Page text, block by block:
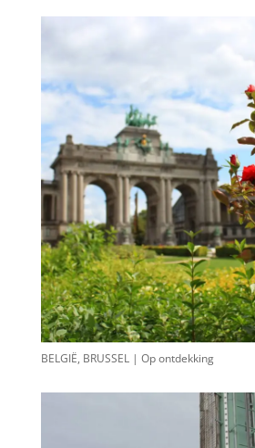
BELGIË, BRUSSEL | Op ontdekking